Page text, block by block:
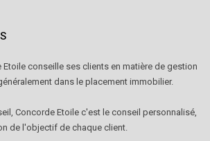
Etoile conseille ses clients en matière de gestion
dans le placement immobilier.
Concorde Etoile c'est le conseil personnalisé,
de l'objectif de chaque client.